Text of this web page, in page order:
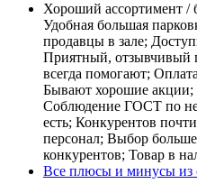
Хороший ассортимент /
Удобная большая
продавцы в зале;
Приятный, отзывчивый
всегда помогают;
Бывают хорошие акции;
Соблюдение ГОСТ по
есть; Конкурентов
персонал; Выбор
конкурентов; Товар в
Все плюсы и минусы из